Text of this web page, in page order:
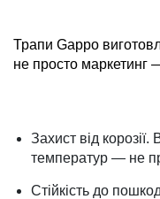
Трапи Gappo
не просто маркетинг
Захист від
температур — не
Стійкість до